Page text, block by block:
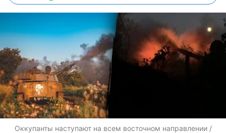
Оккупанты наступают на всем восточном направлении /